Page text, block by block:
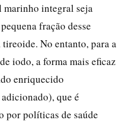
marinho integral seja
fração desse
No entanto, para a
iodo, a forma mais eficaz
enriquecido
que é
por políticas de saúde